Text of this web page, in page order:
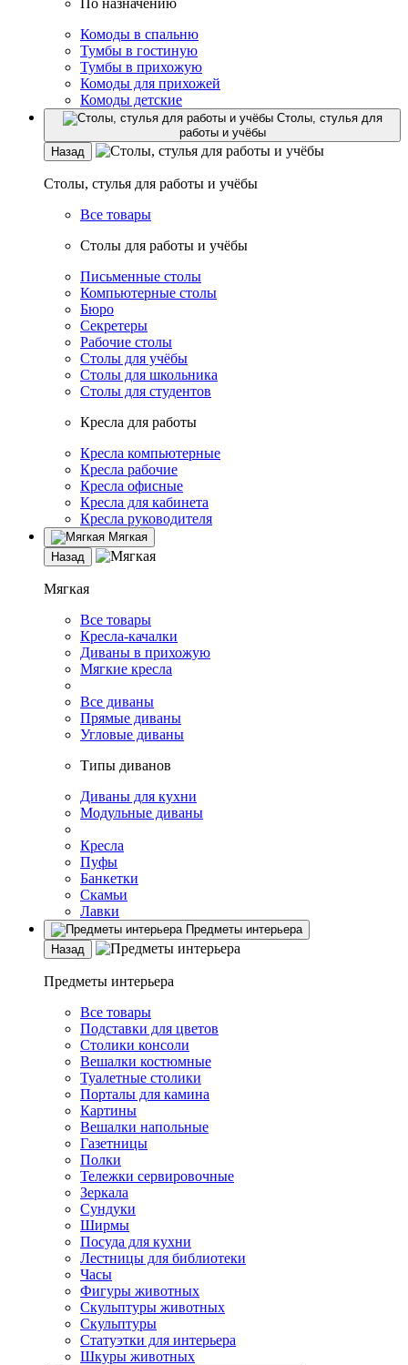
По назначению
Комоды в спальню
Тумбы в гостиную
Тумбы в прихожую
Комоды для прихожей
Комоды детские
Столы, стулья для
работы и учёбы
Назад
Столы, стулья для работы и учёбы
Все товары
Столы для работы и учёбы
Письменные столы
Компьютерные столы
Бюро
Секретеры
Рабочие столы
Столы для учёбы
Столы для школьника
Столы для студентов
Кресла для работы
Кресла компьютерные
Кресла рабочие
Кресла офисные
Кресла для кабинета
Кресла руководителя
Мягкая
Назад
Мягкая
Все товары
Кресла-качалки
Диваны в прихожую
Мягкие кресла
Все диваны
Прямые диваны
Угловые диваны
Типы диванов
Диваны для кухни
Модульные диваны
Кресла
Пуфы
Банкетки
Скамьи
Лавки
Предметы интерьера
Назад
Предметы интерьера
Все товары
Подставки для цветов
Столики консоли
Вешалки костюмные
Туалетные столики
Порталы для камина
Картины
Вешалки напольные
Газетницы
Полки
Тележки сервировочные
Зеркала
Сундуки
Ширмы
Посуда для кухни
Лестницы для библиотеки
Часы
Фигуры животных
Скульптуры животных
Скульптуры
Статуэтки для интерьера
Шкуры животных